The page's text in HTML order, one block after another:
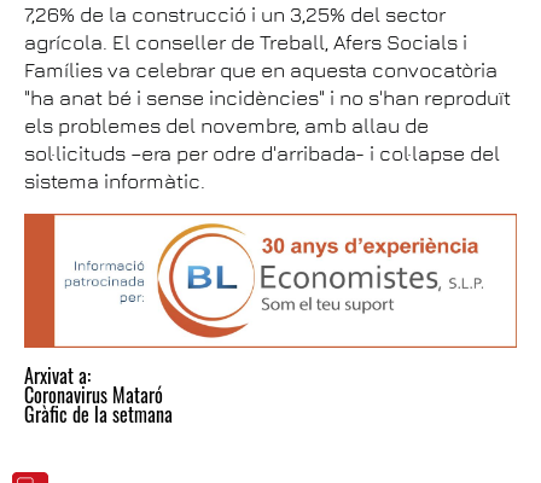
7,26% de la construcció i un 3,25% del sector
agrícola. El conseller de Treball, Afers Socials i
Famílies va celebrar que en aquesta convocatòria
"ha anat bé i sense incidències" i no s'han reproduït
els problemes del novembre, amb allau de
sol·licituds –era per odre d'arribada- i col·lapse del
sistema informàtic.
Arxivat a:
Coronavirus Mataró
Gràfic de la setmana